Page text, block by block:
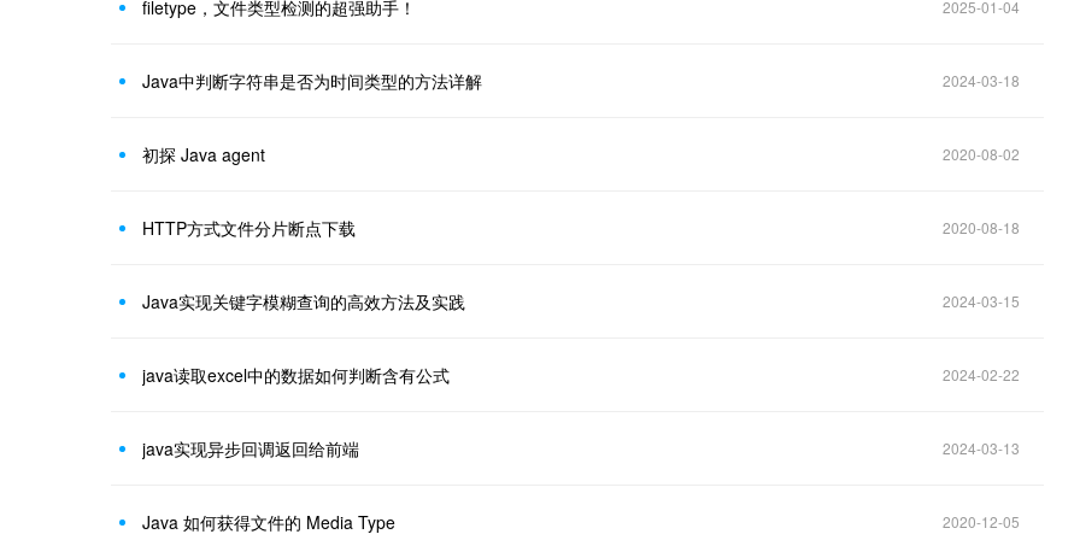
filetype，文件类型检测的超强助手！ 2025-01-04
Java中判断字符串是否为时间类型的方法详解 2024-03-18
初探 Java agent 2020-08-02
HTTP方式文件分片断点下载 2020-08-18
Java实现关键字模糊查询的高效方法及实践 2024-03-15
java读取excel中的数据如何判断含有公式 2024-02-22
java实现异步回调返回给前端 2024-03-13
Java 如何获得文件的 Media Type 2020-12-05